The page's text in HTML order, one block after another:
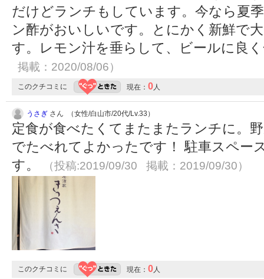
だけどランチもしています。今なら夏
ン酢がおいしいです。とにかく新鮮で
す。レモン汁を垂らして、ビールに良
掲載：2020/08/06）
このクチコミに 現在： 0 人
うさぎ さん （女性/白山市/20代/Lv.33）
定食が食べたくてまたまたランチに。
でたべれてよかったです！ 駐車スペー
す。
（投稿:2019/09/30 掲載：2019/09/30）
このクチコミに 現在： 0 人